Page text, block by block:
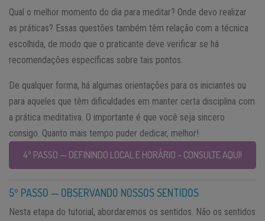
Qual o melhor momento do dia para meditar? Onde devo realizar
as práticas? Essas questões também têm relação com a técnica
escolhida, de modo que o praticante deve verificar se há
recomendações específicas sobre tais pontos.
De qualquer forma, há algumas orientações para os iniciantes ou
para aqueles que têm dificuldades em manter certa disciplina com
a prática meditativa. O importante é que você seja sincero
consigo. Quanto mais tempo puder dedicar, melhor!
4º PASSO — DEFININDO LOCAL E HORÁRIO – CONSULTE AQUI!
5º PASSO — OBSERVANDO NOSSOS SENTIDOS
Nesta etapa do tutorial, abordaremos os sentidos. Não os sentidos